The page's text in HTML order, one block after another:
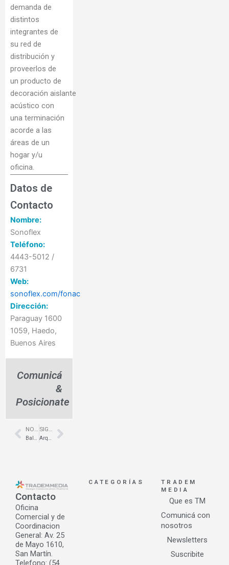
demanda de
distintos
integrantes de
su red de
distribución y
proveerlos de
un producto de
decoración aislante
acústico con
una terminación
acorde a las
áreas de un
hogar y/u
oficina.
Datos de
Contacto
Nombre:
Sonoflex
Teléfono:
4443-5012 /
6731
Web:
sonoflex.com/fonac
Dirección:
Paraguay 1600
1059, Haedo,
Buenos Aires
Comunicá
&
Posicionate
Prev
NOTA ANTERIOR
Baldosas en Piedra Paris para exteriores – Ar Martineau
SIGUIENTE NOTA
Arquitectura comercial en Shoppings – Lázaro Unicenter – GRC Arq. Comercial Next
Contacto
Oficina
Comercial y de
Coordinacion
General: Av. 25
de Mayo 1610,
San Martín.
Telefono: (54
CATEGORÍAS
TRADEM
MEDIA
Que es TM
Comunicá con
nosotros
Newsletters
Suscribite